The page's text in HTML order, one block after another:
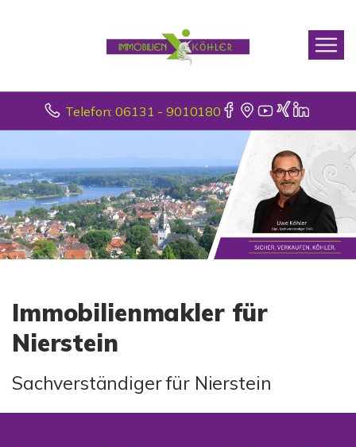
Telefon: 06131 - 9010180
Immobilienmakler für
Nierstein
Sachverständiger für Nierstein